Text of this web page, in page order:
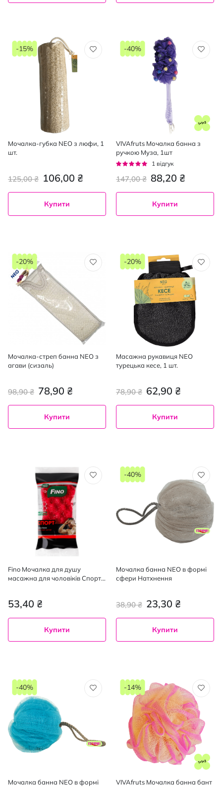
Мочалка-губка NEO з люфи, 1
шт.
106,00 ₴
125,00 ₴
-15%
Купити
VIVAfruts Мочалка банна з
ручкою Муза, 1шт
Рейтинг:
1 відгук
88,20 ₴
147,00 ₴
-40%
Купити
Мочалка-стреп банна NEO з
агави (сизаль)
78,90 ₴
98,90 ₴
-20%
Купити
Масажна рукавиця NEO
турецька кесе, 1 шт.
62,90 ₴
78,90 ₴
-20%
Купити
Fino Мочалка для душу
масажна для чоловіків Спорт
53,40 ₴
Купити
Мочалка банна NEO в формі
сфери Натхнення
23,30 ₴
38,90 ₴
-40%
Купити
Мочалка банна NEO в формі
-40%
VIVAfruts Мочалка банна бант
-14%